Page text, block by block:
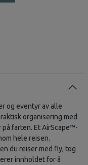
og eventyr av alle
organisering med
farten. Et AirScape™-
hele reisen.
du reiser med fly, tog
innholdet for å